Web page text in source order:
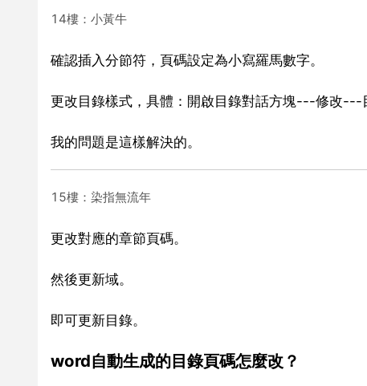
14樓：小黃牛
確認插入分節符，頁碼設定為小寫羅馬數字。
更改目錄樣式，具體：開啟目錄對話方塊---修改
我的問題是這樣解決的。
15樓：染指無流年
更改對應的章節頁碼。
然後更新域。
即可更新目錄。
word自動生成的目錄頁碼怎麼改？